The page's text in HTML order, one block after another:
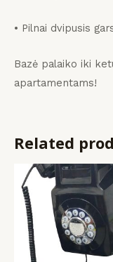
• Pilnai dvipusis
Bazė palaiko iki
apartamentams!
Related